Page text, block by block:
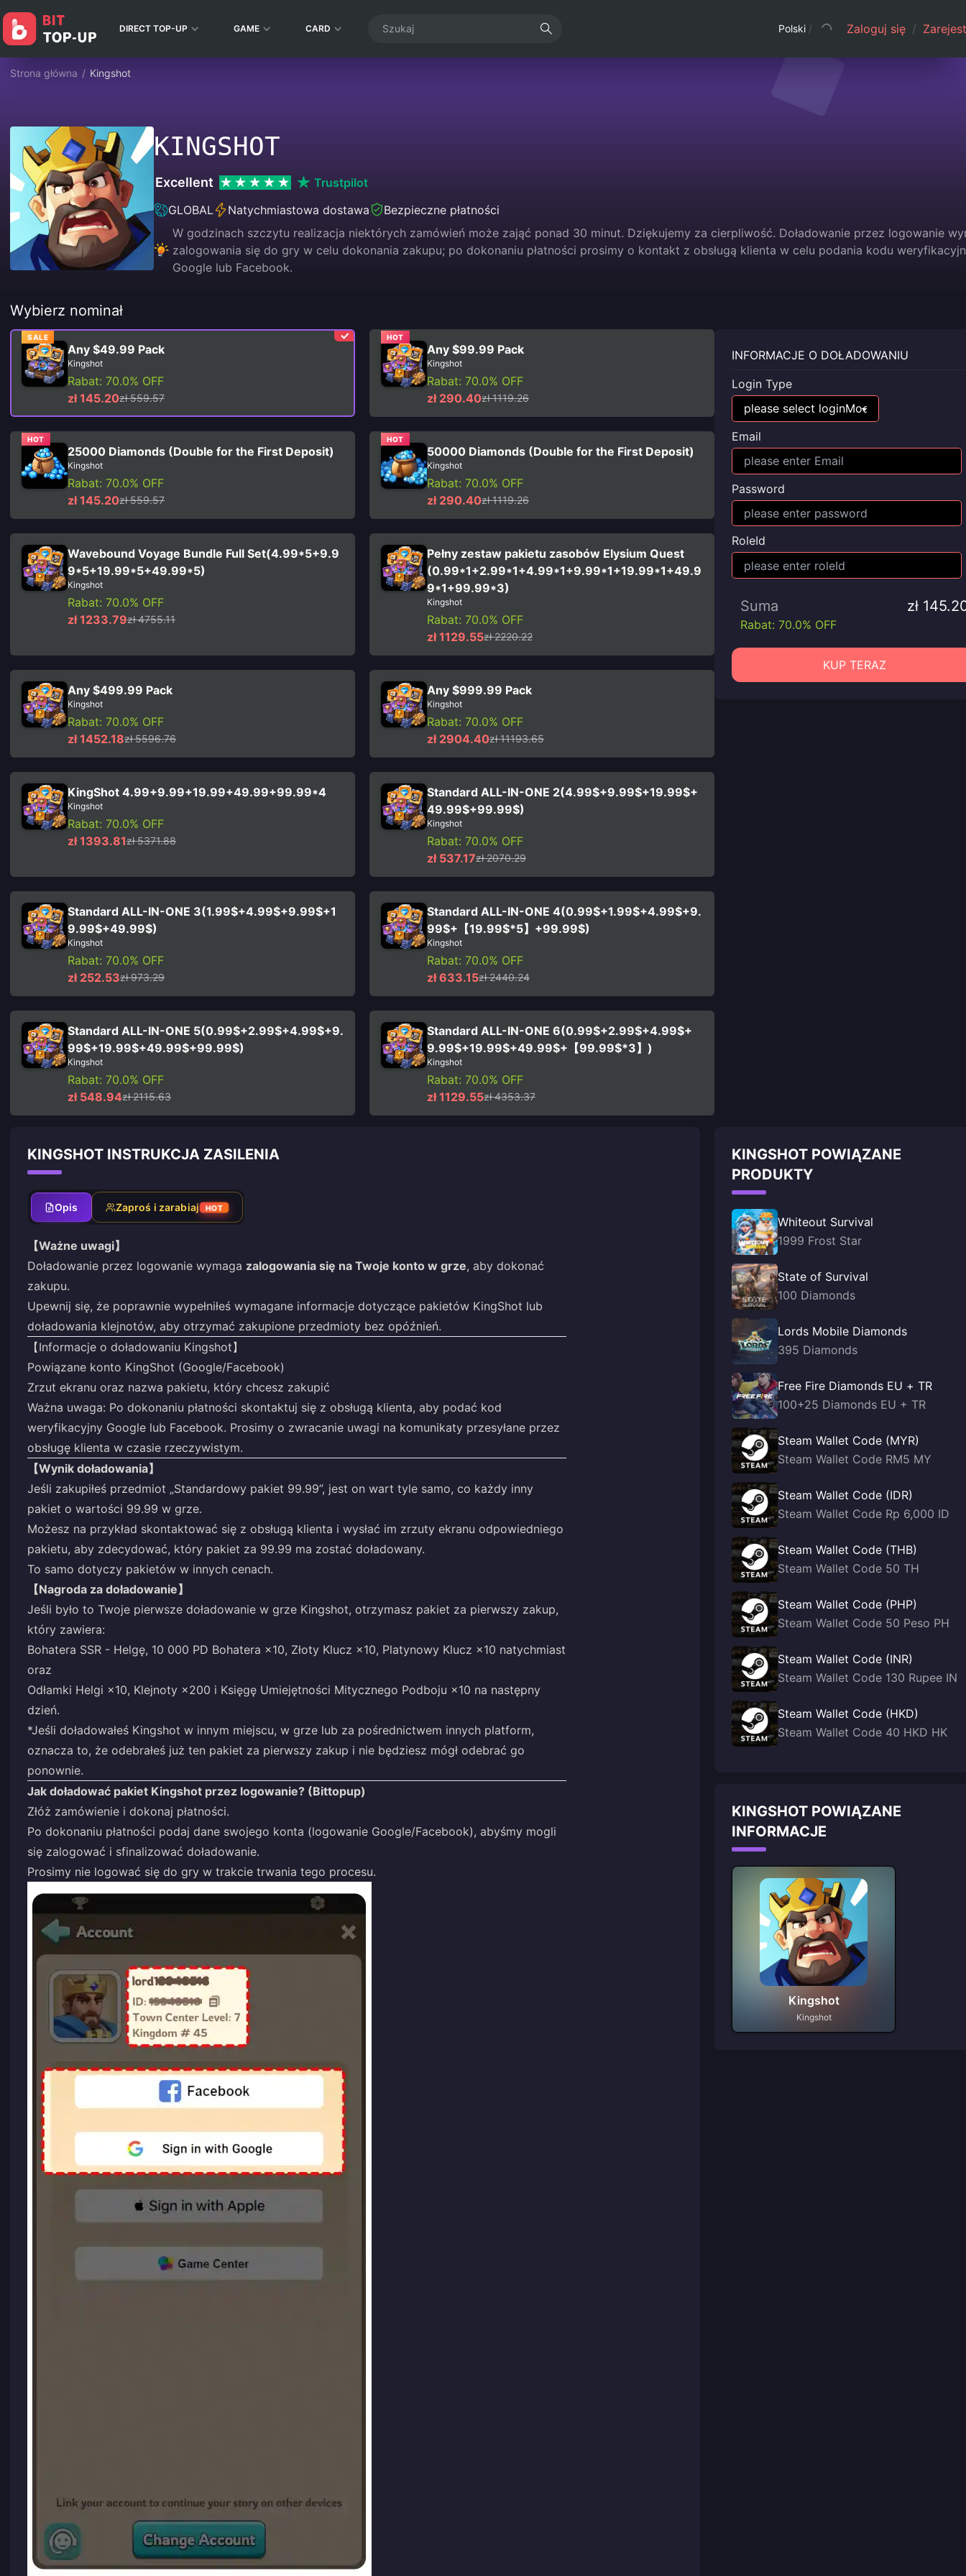
DIRECT TOP-UP GAME CARD Polski / Zaloguj się /
Strona główna / Kingshot
KINGSHOT
Excellent
Trustpilot
GLOBAL
Natychmiastowa dostawa
Bezpieczne płatności
W godzinach szczytu realizacja niektórych zamówień może zająć ponad 30 minut. Dziękujemy za cierpliwość. Doładowanie przez logowanie
zalogowania się do gry w celu dokonania zakupu; po dokonaniu płatności prosimy o kontakt z obsługą klienta w celu podania kodu
Google lub Facebook.
Wybierz nominał
SALE
Any $49.99 Pack
Kingshot
Rabat: 70.0% OFF
zł 145.20zł 559.57
HOT
Any $99.99 Pack
Kingshot
Rabat: 70.0% OFF
zł 290.40zł 1119.26
HOT
25000 Diamonds (Double for the First Deposit)
Kingshot
Rabat: 70.0% OFF
zł 145.20zł 559.57
HOT
50000 Diamonds (Double for the First Deposit)
Kingshot
Rabat: 70.0% OFF
zł 290.40zł 1119.26
Wavebound Voyage Bundle Full Set(4.99*5+9.9
9*5+19.99*5+49.99*5)
Kingshot
Rabat: 70.0% OFF
zł 1233.79zł 4755.11
Pełny zestaw pakietu zasobów Elysium Quest
(0.99*1+2.99*1+4.99*1+9.99*1+19.99*1+49.9
9*1+99.99*3)
Kingshot
Rabat: 70.0% OFF
zł 1129.55zł 2220.22
Any $499.99 Pack
Kingshot
Rabat: 70.0% OFF
zł 1452.18zł 5596.76
Any $999.99 Pack
Kingshot
Rabat: 70.0% OFF
zł 2904.40zł 11193.65
KingShot 4.99+9.99+19.99+49.99+99.99*4
Kingshot
Rabat: 70.0% OFF
zł 1393.81zł 5371.88
Standard ALL-IN-ONE 2(4.99$+9.99$+19.99$+
49.99$+99.99$)
Kingshot
Rabat: 70.0% OFF
zł 537.17zł 2070.29
Standard ALL-IN-ONE 3(1.99$+4.99$+9.99$+1
9.99$+49.99$)
Kingshot
Rabat: 70.0% OFF
zł 252.53zł 973.29
Standard ALL-IN-ONE 4(0.99$+1.99$+4.99$+9.
99$+【19.99$*5】+99.99$)
Kingshot
Rabat: 70.0% OFF
zł 633.15zł 2440.24
Standard ALL-IN-ONE 5(0.99$+2.99$+4.99$+9.
99$+19.99$+49.99$+99.99$)
Kingshot
Rabat: 70.0% OFF
zł 548.94zł 2115.63
Standard ALL-IN-ONE 6(0.99$+2.99$+4.99$+
9.99$+19.99$+49.99$+【99.99$*3】)
Kingshot
Rabat: 70.0% OFF
zł 1129.55zł 4353.37
INFORMACJE O DOŁADOWANIU
Login Type
Email
Password
RoleId
Suma zł
Rabat: 70.0% OFF
KUP TERAZ
KINGSHOT INSTRUKCJA ZASILENIA
Opis Zaproś i zarabiaj HOT
【Ważne uwagi】
Doładowanie przez logowanie wymaga zalogowania się na Twoje konto w grze, aby dokonać
zakupu.
Upewnij się, że poprawnie wypełniłeś wymagane informacje dotyczące pakietów KingShot lub
doładowania klejnotów, aby otrzymać zakupione przedmioty bez opóźnień.
【Informacje o doładowaniu Kingshot】
Powiązane konto KingShot (Google/Facebook)
Zrzut ekranu oraz nazwa pakietu, który chcesz zakupić
Ważna uwaga: Po dokonaniu płatności skontaktuj się z obsługą klienta, aby podać kod
weryfikacyjny Google lub Facebook. Prosimy o zwracanie uwagi na komunikaty przesyłane przez
obsługę klienta w czasie rzeczywistym.
【Wynik doładowania】
Jeśli zakupiłeś przedmiot „Standardowy pakiet 99.99”, jest on wart tyle samo, co każdy inny
pakiet o wartości 99.99 w grze.
Możesz na przykład skontaktować się z obsługą klienta i wysłać im zrzuty ekranu odpowiedniego
pakietu, aby zdecydować, który pakiet za 99.99 ma zostać doładowany.
To samo dotyczy pakietów w innych cenach.
【Nagroda za doładowanie】
Jeśli było to Twoje pierwsze doładowanie w grze Kingshot, otrzymasz pakiet za pierwszy zakup,
który zawiera:
Bohatera SSR - Helgę, 10 000 PD Bohatera ×10, Złoty Klucz ×10, Platynowy Klucz ×10 natychmiast
oraz
Odłamki Helgi ×10, Klejnoty ×200 i Księgę Umiejętności Mitycznego Podboju ×10 na następny
dzień.
*Jeśli doładowałeś Kingshot w innym miejscu, w grze lub za pośrednictwem innych platform,
oznacza to, że odebrałeś już ten pakiet za pierwszy zakup i nie będziesz mógł odebrać go
ponownie.
Jak doładować pakiet Kingshot przez logowanie? (Bittopup)
Złóż zamówienie i dokonaj płatności.
Po dokonaniu płatności podaj dane swojego konta (logowanie Google/Facebook), abyśmy mogli
się zalogować i sfinalizować doładowanie.
Prosimy nie logować się do gry w trakcie trwania tego procesu.
KINGSHOT POWIĄZANE
PRODUKTY
Whiteout Survival
1999 Frost Star
State of Survival
100 Diamonds
Lords Mobile Diamonds
395 Diamonds
Free Fire Diamonds EU + TR
100+25 Diamonds EU + TR
Steam Wallet Code (MYR)
Steam Wallet Code RM5 MY
Steam Wallet Code (IDR)
Steam Wallet Code Rp 6,000 ID
Steam Wallet Code (THB)
Steam Wallet Code 50 TH
Steam Wallet Code (PHP)
Steam Wallet Code 50 Peso PH
Steam Wallet Code (INR)
Steam Wallet Code 130 Rupee IN
Steam Wallet Code (HKD)
Steam Wallet Code 40 HKD HK
KINGSHOT POWIĄZANE
INFORMACJE
Kingshot
Kingshot